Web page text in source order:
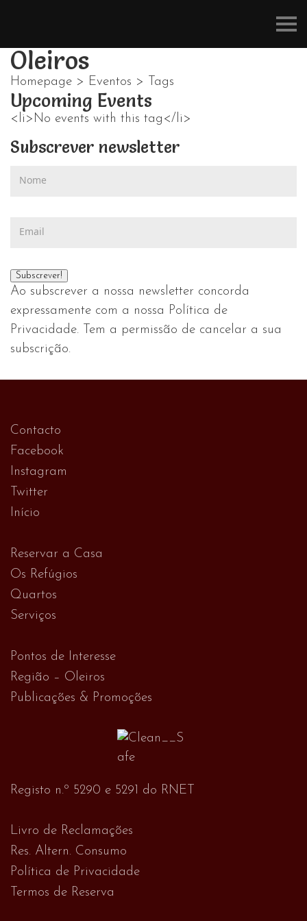
Pinhal
Oleiros
Homepage > Eventos > Tags
Upcoming Events
<li>No events with this tag</li>
Subscrever newsletter
Ao subscrever a nossa newsletter concorda
expressamente com a nossa Política de
Privacidade. Tem a permissão de cancelar a sua
subscrição.
Contacto
Facebook
Instagram
Twitter
Início
Reservar a Casa
Os Refúgios
Quartos
Serviços
Pontos de Interesse
Região – Oleiros
Publicações & Promoções
Registo n.º 5290 e 5291 do RNET
Livro de Reclamações
Res. Altern. Consumo
Política de Privacidade
Termos de Reserva